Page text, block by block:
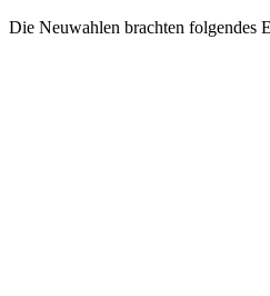
Die Neuwahlen brachten folgendes